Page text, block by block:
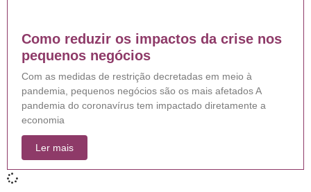
Como reduzir os impactos da crise nos
pequenos negócios
Com as medidas de restrição decretadas em meio à
pandemia, pequenos negócios são os mais afetados A
pandemia do coronavírus tem impactado diretamente a
economia
Ler mais